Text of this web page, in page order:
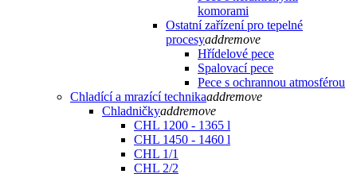
komorami
Ostatní zařízení pro tepelné
procesyaddremove
Hřídelové pece
Spalovací pece
Pece s ochrannou atmosférou
Chladící a mrazící technikaaddremove
Chladničkyaddremove
CHL 1200 - 1365 l
CHL 1450 - 1460 l
CHL 1/1
CHL 2/2